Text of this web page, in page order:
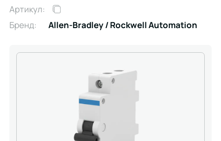
Артикул:
Бренд:
Allen-Bradley / Rockwell Automation